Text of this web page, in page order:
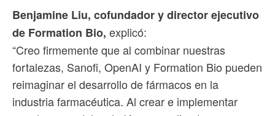
Benjamine Liu, cofundador y director ejecutivo
de Formation Bio, explicó:
“Creo firmemente que al combinar nuestras
fortalezas, Sanofi, OpenAI y Formation Bio pueden
reimaginar el desarrollo de fármacos en la
industria farmacéutica. Al crear e implementar